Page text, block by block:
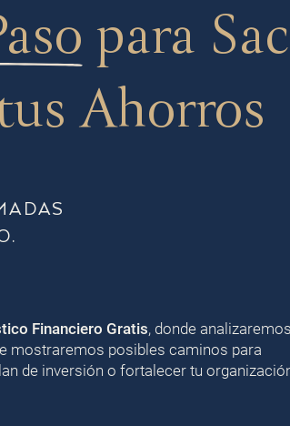
para
Ahorros
Financiero Gratis, donde
mostraremos posibles caminos para
de inversión o fortalecer tu